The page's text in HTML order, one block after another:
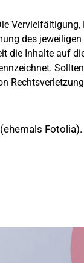
Vervielfältigung,
des jeweiligen
die Inhalte auf